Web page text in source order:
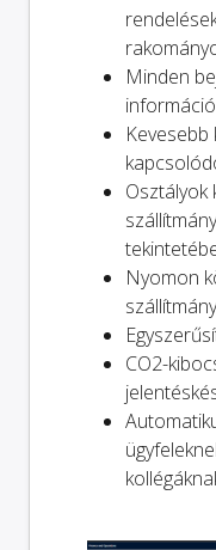
Minden
Kevesebb
Nyomon
CO2-